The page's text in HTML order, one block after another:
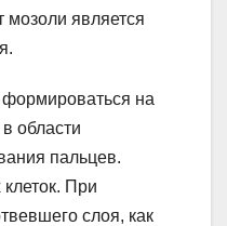
мозоли является
на
области
пальцев.
При
слоя, как